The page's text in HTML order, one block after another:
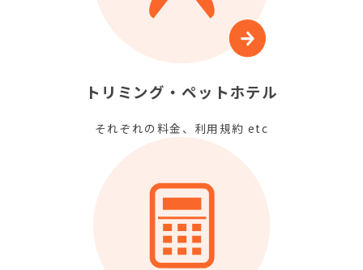
トリミング・ ペットホテル
それぞれの料金、利用規約 etc